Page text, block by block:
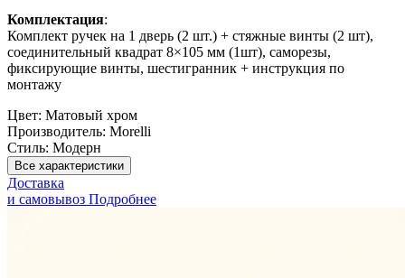
Комплектация:
Комплект ручек на 1 дверь (2 шт.) + стяжные винты (2 шт),
соединительный квадрат 8×105 мм (1шт), саморезы,
фиксирующие винты, шестигранник + инструкция по
монтажу
Цвет: Матовый хром
Производитель: Morelli
Стиль: Модерн
Все характеристики
Доставка
и самовывоз Подробнее